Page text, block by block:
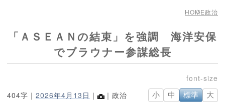
HOME政治
「ＡＳＥＡＮの結束」を強調 海洋安保
でブラウナー参謀総長
404字｜ 2026年4月13日 ｜ ｜政治 小 中 標準 大